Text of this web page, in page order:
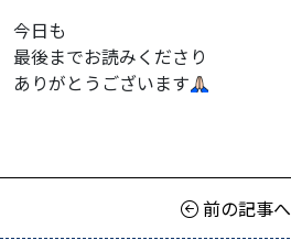
今日も
最後までお読みくださり
ありがとうございます
前の記事へ